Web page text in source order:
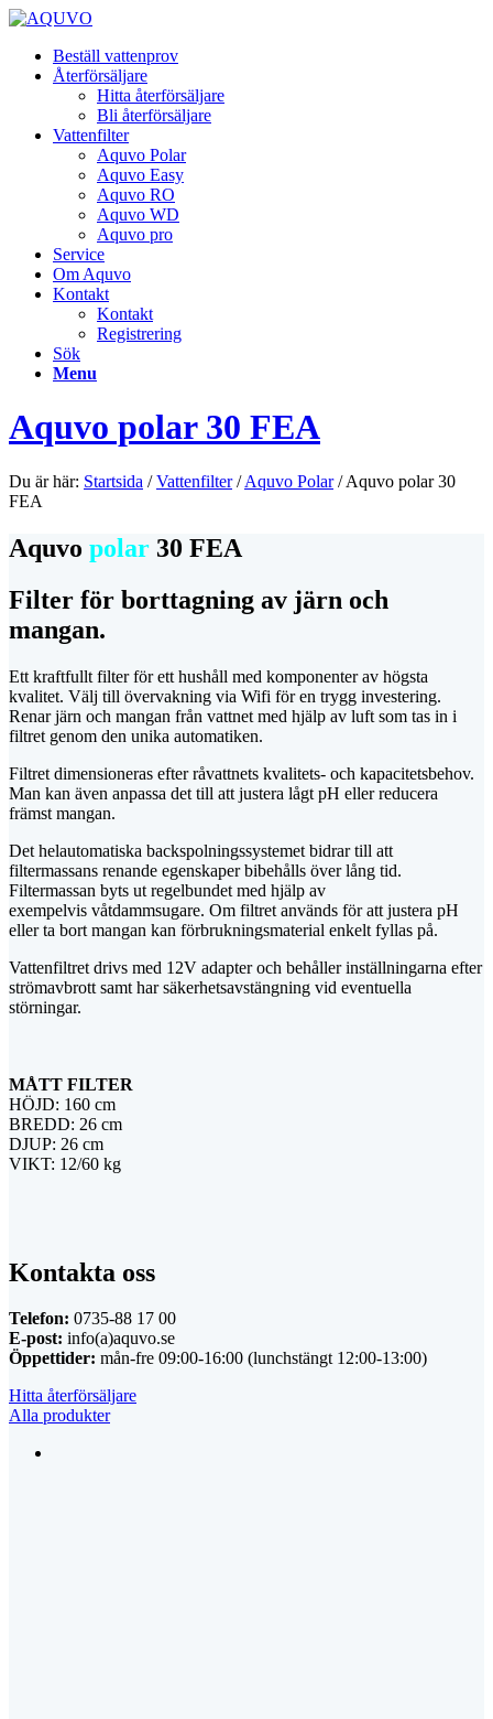
Beställ vattenprov
Återförsäljare
Hitta återförsäljare
Bli återförsäljare
Vattenfilter
Aquvo Polar
Aquvo Easy
Aquvo RO
Aquvo WD
Aquvo pro
Service
Om Aquvo
Kontakt
Kontakt
Registrering
Sök
Menu
Aquvo polar 30 FEA
Du är här: Startsida / Vattenfilter / Aquvo Polar / Aquvo polar 30
FEA
Aquvo polar 30 FEA
Filter för borttagning av järn och
mangan.
Ett kraftfullt filter för ett hushåll med komponenter av högsta
kvalitet. Välj till övervakning via Wifi för en trygg investering.
Renar järn och mangan från vattnet med hjälp av luft som tas in i
filtret genom den unika automatiken.
Filtret dimensioneras efter råvattnets kvalitets- och kapacitetsbehov.
Man kan även anpassa det till att justera lågt pH eller reducera
främst mangan.
Det helautomatiska backspolningssystemet bidrar till att
filtermassans renande egenskaper bibehålls över lång tid.
Filtermassan byts ut regelbundet med hjälp av
exempelvis våtdammsugare. Om filtret används för att justera pH
eller ta bort mangan kan förbrukningsmaterial enkelt fyllas på.
Vattenfiltret drivs med 12V adapter och behåller inställningarna efter
strömavbrott samt har säkerhetsavstängning vid eventuella
störningar.
MÅTT FILTER
HÖJD: 160 cm
BREDD: 26 cm
DJUP: 26 cm
VIKT: 12/60 kg
Kontakta oss
Telefon: 0735-88 17 00
E-post: info(a)aquvo.se
Öppettider: mån-fre 09:00-16:00 (lunchstängt 12:00-13:00)
Hitta återförsäljare
Alla produkter